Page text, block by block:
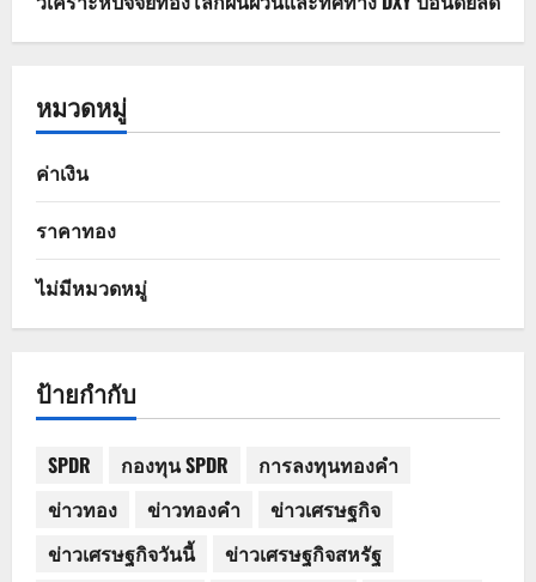
หมวดหมู่
ค่าเงิน
ราคาทอง
ไม่มีหมวดหมู่
ป้ายกำกับ
SPDR กองทุน SPDR
การลงทุนทองคำ
ข่าวทอง
ข่าวทองคำ
ข่าวเศรษฐกิจ
ข่าวเศรษฐกิจวันนี้
ข่าวเศรษฐกิจสหรัฐ